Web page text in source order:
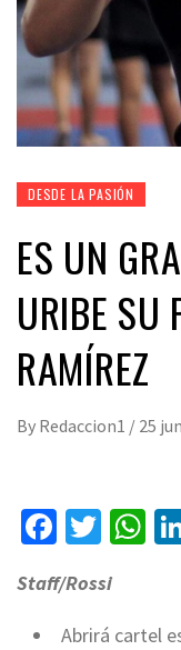
DESDE LA PASIÓN
ES UN
URIBE SU
RAMÍREZ
By Redaccion1 / 25
Staff/Rossi
Abrirá cartel